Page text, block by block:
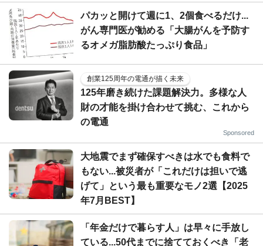
パカッと開けて週に1、2個食べるだけ...
がん専門医が勧める「大腸がんを予防す
るオメガ脂肪酸たっぷり食品」
創業125周年の電通が描く未来
125年磨き続けた課題解決力。多様な人
財の才能を掛け合わせて挑む、これから
の電通
Sponsored
大地震でまず確保すべきは水でも食料で
もない...被災者が「これだけは担いで逃
げて」という最も重要なモノ2選【2025
年7月BEST】
「年金だけで暮らす人」は早々に手放し
ている...50代までに捨てておくべき「老